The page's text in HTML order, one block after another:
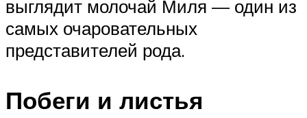
выглядит молочай Миля — один из
самых очаровательных
представителей рода.
Побеги и листья